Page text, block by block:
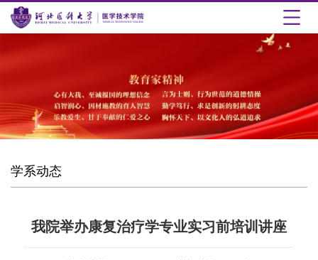
学系动态
我院举办康复治疗学专业实习前培训讲座